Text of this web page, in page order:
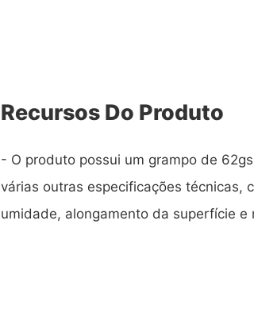
Recursos Do Produto
- O produto possui um grampo de
várias outras especificações técnicas,
umidade, alongamento da superfície e